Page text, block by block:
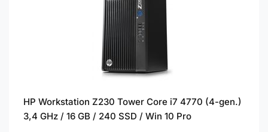
HP Workstation Z230 Tower Core i7 4770 (4-gen.)
3,4 GHz / 16 GB / 240 SSD / Win 10 Pro